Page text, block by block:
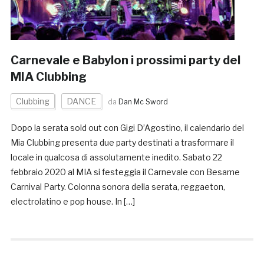
Carnevale e Babylon i prossimi party del
MIA Clubbing
Clubbing DANCE da Dan Mc Sword
Dopo la serata sold out con Gigi D’Agostino, il calendario del
Mia Clubbing presenta due party destinati a trasformare il
locale in qualcosa di assolutamente inedito. Sabato 22
febbraio 2020 al MIA si festeggia il Carnevale con Besame
Carnival Party. Colonna sonora della serata, reggaeton,
electrolatino e pop house. In […]